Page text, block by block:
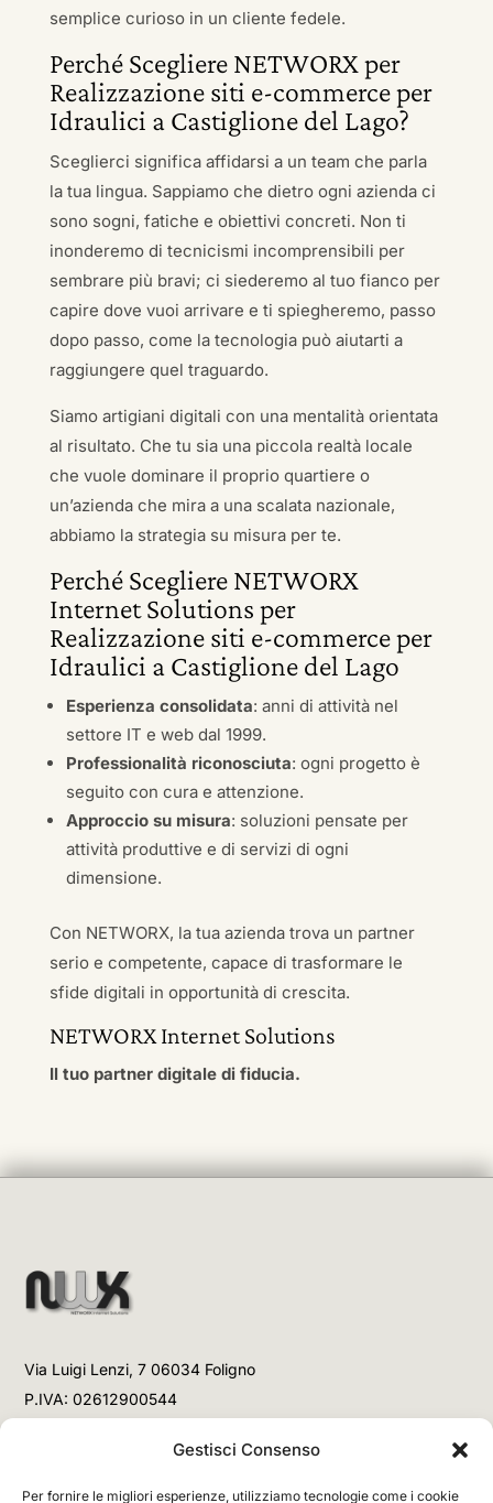
Gestisci Consenso
Per fornire le migliori esperienze, utilizziamo tecnologie come i cookie
semplice curioso in un cliente fedele.
Perché Scegliere NETWORX per
Realizzazione siti e-commerce per
Idraulici a Castiglione del Lago?
Sceglierci significa affidarsi a un team che parla
la tua lingua. Sappiamo che dietro ogni azienda ci
sono sogni, fatiche e obiettivi concreti. Non ti
inonderemo di tecnicismi incomprensibili per
sembrare più bravi; ci siederemo al tuo fianco per
capire dove vuoi arrivare e ti spiegheremo, passo
dopo passo, come la tecnologia può aiutarti a
raggiungere quel traguardo.
Siamo artigiani digitali con una mentalità orientata
al risultato. Che tu sia una piccola realtà locale
che vuole dominare il proprio quartiere o
un’azienda che mira a una scalata nazionale,
abbiamo la strategia su misura per te.
Perché Scegliere NETWORX
Internet Solutions per
Realizzazione siti e-commerce per
Idraulici a Castiglione del Lago
Esperienza consolidata: anni di attività nel
settore IT e web dal 1999.
Professionalità riconosciuta: ogni progetto è
seguito con cura e attenzione.
Approccio su misura: soluzioni pensate per
attività produttive e di servizi di ogni
dimensione.
Con NETWORX, la tua azienda trova un partner
serio e competente, capace di trasformare le
sfide digitali in opportunità di crescita.
NETWORX Internet Solutions
Il tuo partner digitale di fiducia.
Via Luigi Lenzi, 7 06034 Foligno
P.IVA: 02612900544